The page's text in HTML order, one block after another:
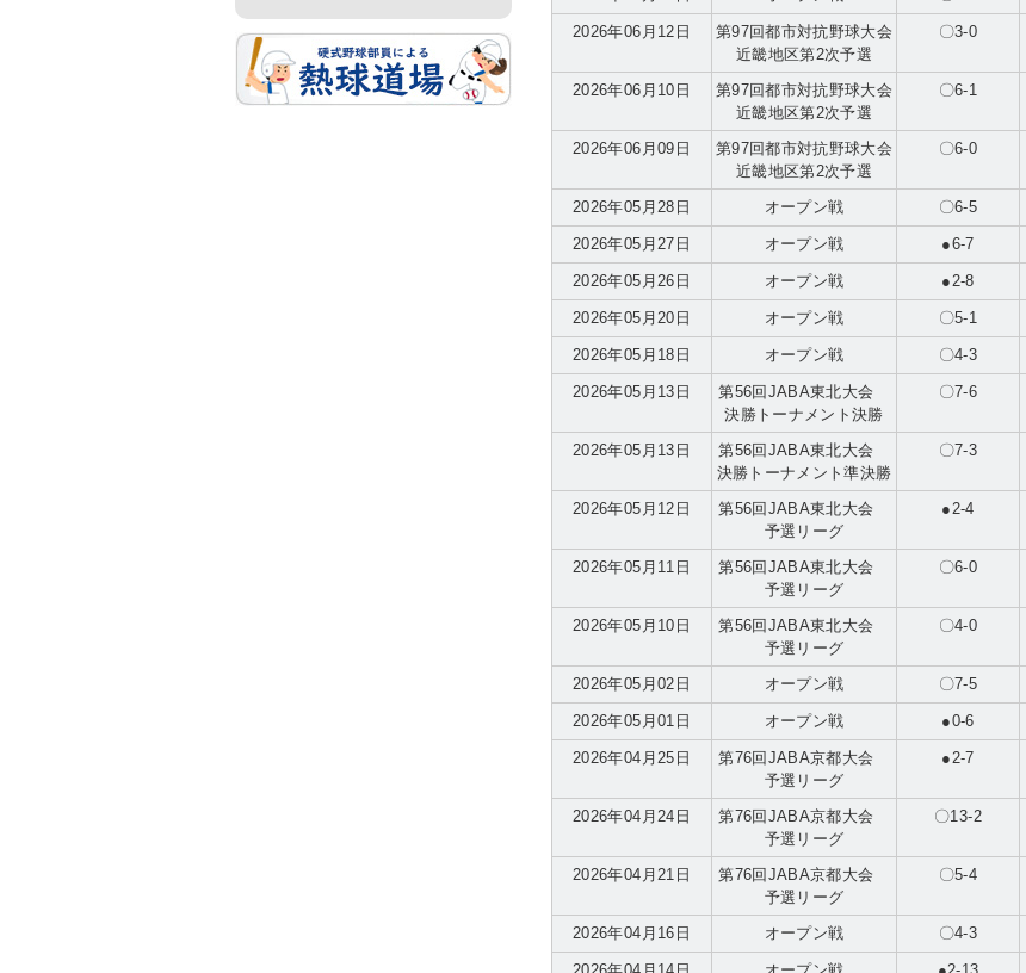
2026年06月12日
第97回都市対抗野球大会
近畿地区第2次予選
〇3-0
2026年06月10日
第97回都市対抗野球大会
近畿地区第2次予選
〇6-1
2026年06月09日
第97回都市対抗野球大会
近畿地区第2次予選
〇6-0
2026年05月28日 オープン戦 〇6-5
2026年05月27日 オープン戦 ●6-7
2026年05月26日 オープン戦 ●2-8
2026年05月20日 オープン戦 〇5-1
2026年05月18日 オープン戦 〇4-3
2026年05月13日
第56回JABA東北大会
決勝トーナメント決勝
〇7-6
2026年05月13日
第56回JABA東北大会
決勝トーナメント準決勝
〇7-3
2026年05月12日
第56回JABA東北大会
予選リーグ
●2-4
2026年05月11日
第56回JABA東北大会
予選リーグ
〇6-0
2026年05月10日
第56回JABA東北大会
予選リーグ
〇4-0
2026年05月02日 オープン戦 〇7-5
2026年05月01日 オープン戦 ●0-6
2026年04月25日
第76回JABA京都大会
予選リーグ
●2-7
2026年04月24日
第76回JABA京都大会
予選リーグ
〇13-2
2026年04月21日
第76回JABA京都大会
予選リーグ
〇5-4
2026年04月16日 オープン戦 〇4-3